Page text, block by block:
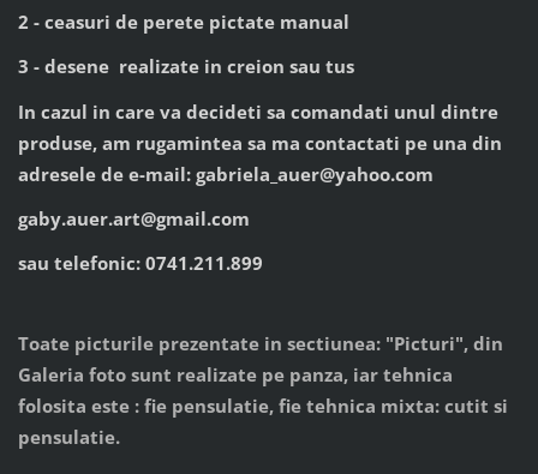
2 - ceasuri de perete pictate manual
3 - desene realizate in creion sau tus
In cazul in care va decideti sa comandati unul dintre
produse, am rugamintea sa ma contactati pe una din
adresele de e-mail: gabriela_auer@yahoo.com
gaby.auer.art@gmail.com
sau telefonic: 0741.211.899
Toate picturile prezentate in sectiunea: "Picturi", din
Galeria foto sunt realizate pe panza, iar tehnica
folosita este : fie pensulatie, fie tehnica mixta: cutit si
pensulatie.